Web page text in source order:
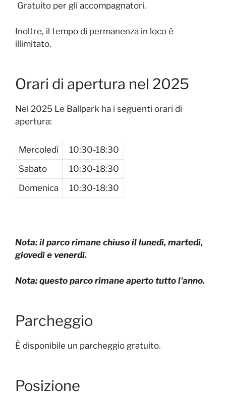
Gratuito per gli accompagnatori.
Inoltre, il tempo di permanenza in loco è
illimitato.
Orari di apertura nel 2025
Nel 2025 Le Ballpark ha i seguenti orari di
apertura:
Mercoledì
10:30-18:30
Sabato
10:30-18:30
Domenica
10:30-18:30
Nota: il parco rimane chiuso il lunedì, martedì,
giovedì e venerdì.
Nota: questo parco rimane aperto tutto l'anno.
Parcheggio
È disponibile un parcheggio gratuito.
Posizione